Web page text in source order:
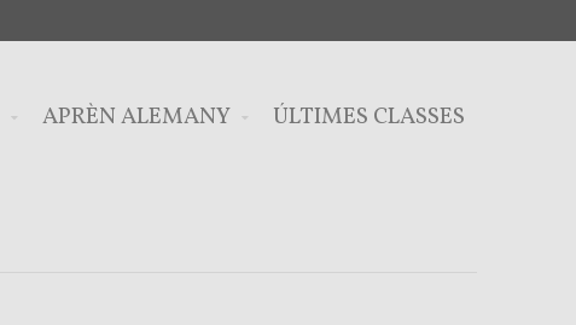
APRÈN ALEMANY ÚLTIMES CLASSES